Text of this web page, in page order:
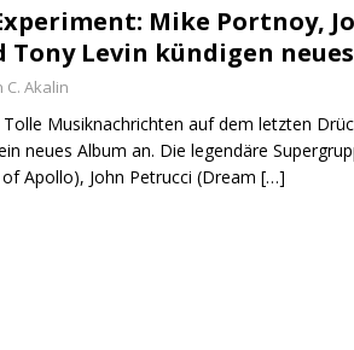
Mike Portnoy,
Tony Levin kündigen
C. Akalin
Musiknachrichten auf dem letzten
neues Album an. Die legendäre
Apollo), John Petrucci (Dream […]